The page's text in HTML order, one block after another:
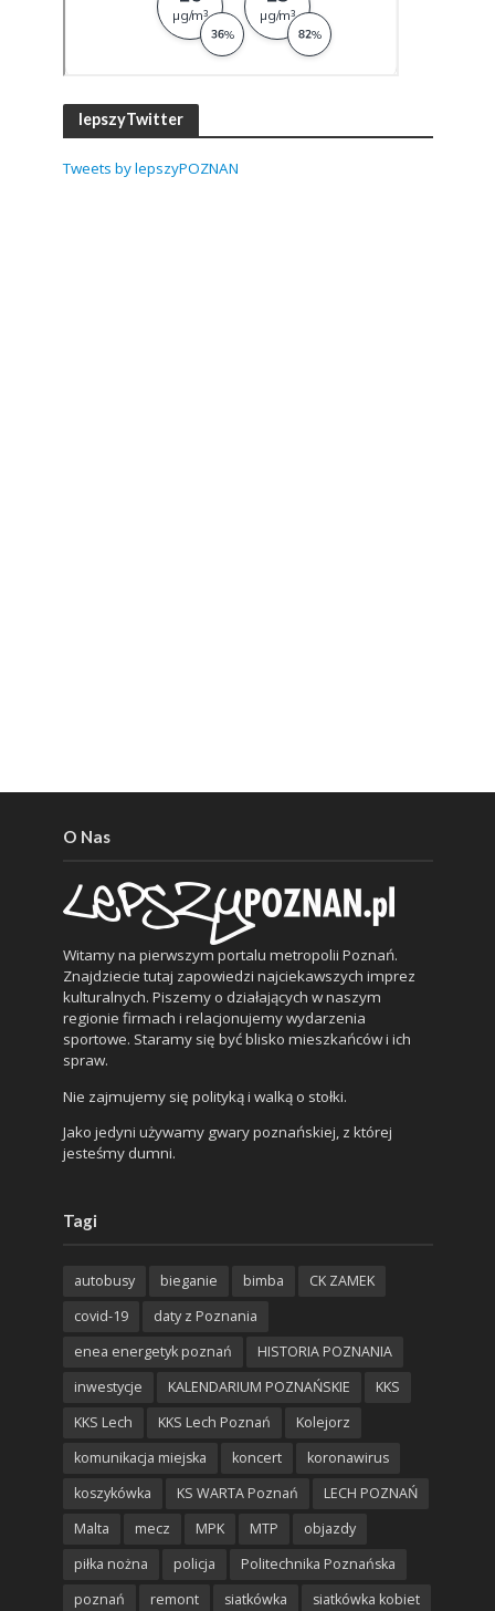
lepszyTwitter
Tweets by lepszyPOZNAN
O Nas
Witamy na pierwszym portalu metropolii Poznań.
Znajdziecie tutaj zapowiedzi najciekawszych imprez
kulturalnych. Piszemy o działających w naszym
regionie firmach i relacjonujemy wydarzenia
sportowe. Staramy się być blisko mieszkańców i ich
spraw.
Nie zajmujemy się polityką i walką o stołki.
Jako jedyni używamy gwary poznańskiej, z której
jesteśmy dumni.
Tagi
autobusy bieganie bimba
CK ZAMEK
covid-19
daty z Poznania
enea energetyk poznań
HISTORIA POZNANIA
inwestycje
KALENDARIUM POZNAŃSKIE
KKS
KKS Lech
KKS Lech Poznań
Kolejorz
komunikacja miejska
koncert
koronawirus
koszykówka
KS WARTA Poznań
LECH POZNAŃ
Malta
mecz MPK MTP
objazdy
piłka nożna
policja
Politechnika Poznańska
poznań
remont siatkówka siatkówka kobiet